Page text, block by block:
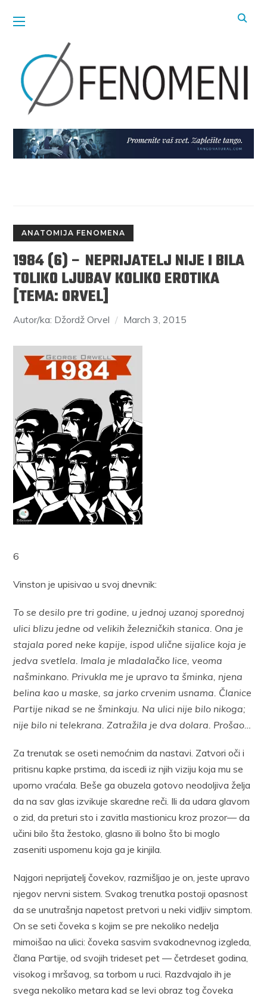
ANATOMIJA FENOMENA
1984 (6) – NEPRIJATELJ NIJE I BILA
TOLIKO LJUBAV KOLIKO EROTIKA
[TEMA: ORVEL]
Autor/ka: Džordž Orvel March 3, 2015
6
Vinston je upisivao u svoj dnevnik:
To se desilo pre tri godine, u jednoj uzanoj sporednoj
ulici blizu jedne od velikih železničkih stanica. Ona je
stajala pored neke kapije, ispod ulične sijalice koja je
jedva svetlela. Imala je mladalačko lice, veoma
našminkano. Privukla me je upravo ta šminka, njena
belina kao u maske, sa jarko crvenim usnama. Članice
Partije nikad se ne šminkaju. Na ulici nije bilo nikoga;
nije bilo ni telekrana. Zatražila je dva dolara. Prošao…
Za trenutak se oseti nemoćnim da nastavi. Zatvori oči i
pritisnu kapke prstima, da iscedi iz njih viziju koja mu se
uporno vraćala. Beše ga obuzela gotovo neodoljiva želja
da na sav glas izvikuje skaredne reči. Ili da udara glavom
o zid, da preturi sto i zavitla mastionicu kroz prozor— da
učini bilo šta žestoko, glasno ili bolno što bi moglo
zaseniti uspomenu koja ga je kinjila.
Najgori neprijatelj čovekov, razmišljao je on, jeste upravo
njegov nervni sistem. Svakog trenutka postoji opasnost
da se unutrašnja napetost pretvori u neki vidljiv simptom.
On se seti čoveka s kojim se pre nekoliko nedelja
mimoišao na ulici: čoveka sasvim svakodnevnog izgleda,
člana Partije, od svojih trideset pet — četrdeset godina,
visokog i mršavog, sa torbom u ruci. Razdvajalo ih je
svega nekoliko metara kad se levi obraz tog čoveka